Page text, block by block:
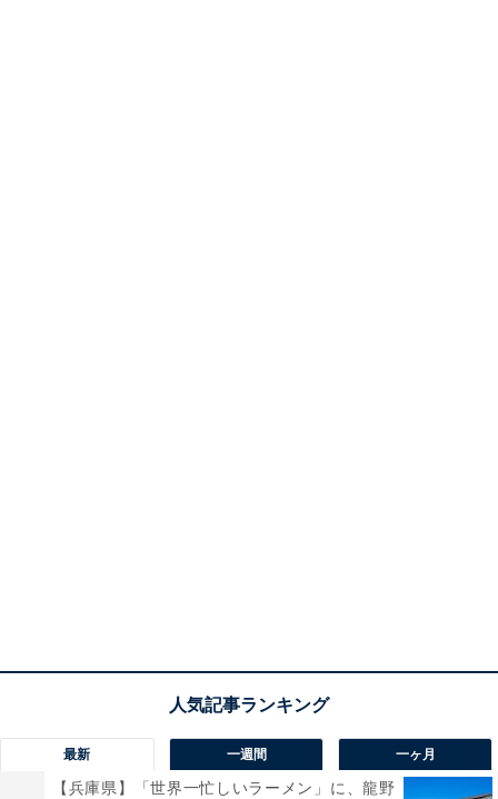
最新 一週間 一ヶ月
【兵庫県】「世界一忙しいラーメン」に、龍野